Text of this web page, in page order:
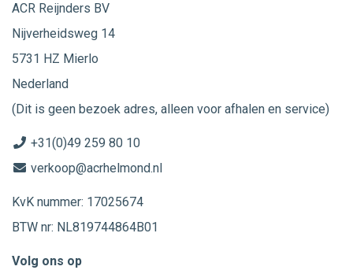
ACR Reijnders BV
Nijverheidsweg 14
5731 HZ Mierlo
Nederland
(Dit is geen bezoek adres, alleen voor afhalen en service)
+31(0)49 259 80 10
verkoop@acrhelmond.nl
KvK nummer: 17025674
BTW nr: NL819744864B01
Volg ons op